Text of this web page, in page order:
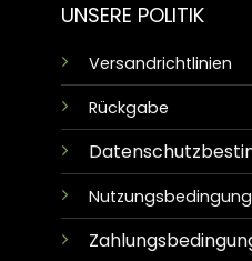
UNSERE POLITIK
Versandrichtlinien
Rückgabe